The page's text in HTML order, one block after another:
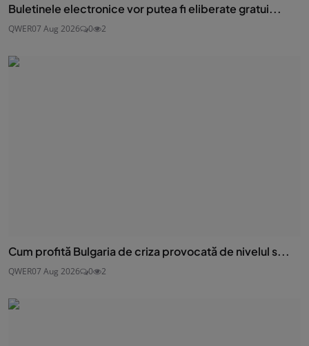
Buletinele electronice vor putea fi eliberate gratui...
QWER07 Aug 2026 0 2
Cum profită Bulgaria de criza provocată de nivelul s...
QWER07 Aug 2026 0 2